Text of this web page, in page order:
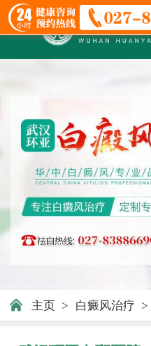
主页 > 白癜风治疗 >